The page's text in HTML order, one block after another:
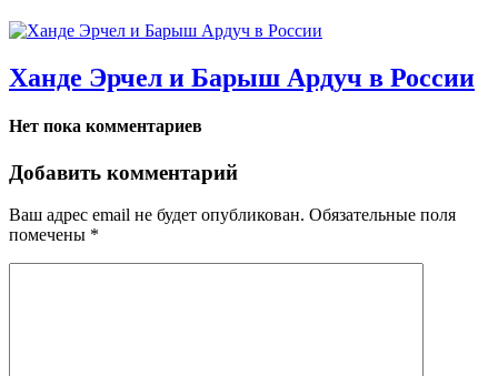
Ханде Эрчел и Барыш Ардуч в России
Нет пока комментариев
Добавить комментарий
Ваш адрес email не будет опубликован. Обязательные поля
помечены *